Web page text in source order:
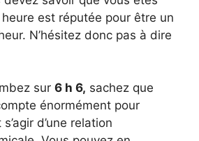
est réputée pour être un
N’hésitez donc pas à dire
sur 6 h 6, sachez que
énormément pour
d’une relation